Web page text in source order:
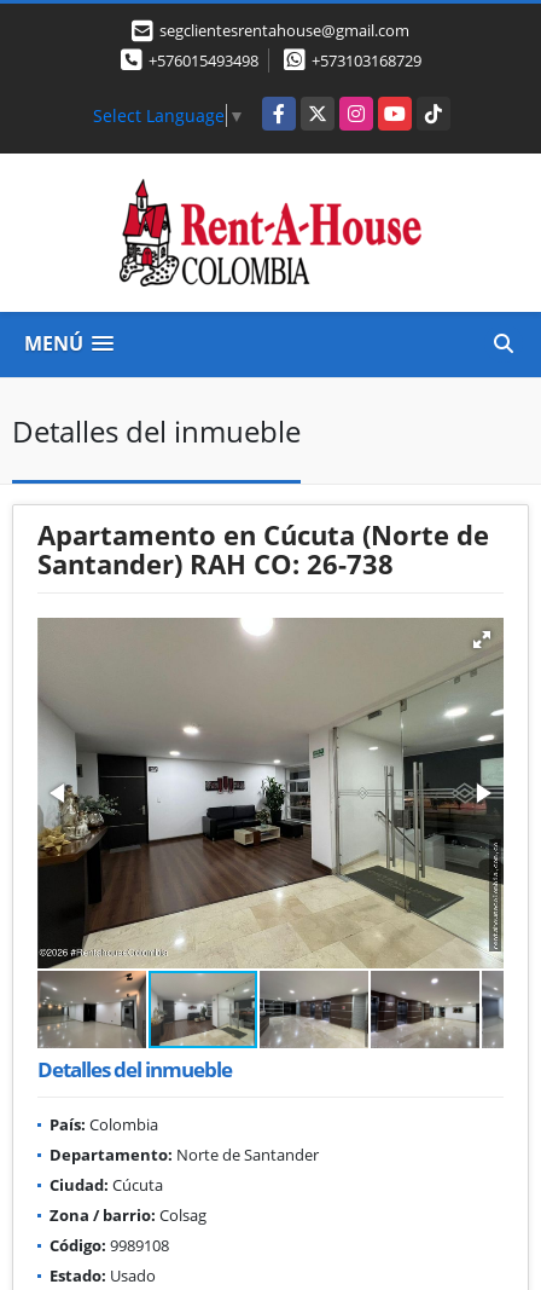
segclientesrentahouse@gmail.com
+576015493498
+573103168729
Select Language ▼ Facebook
X InstagramYouTubeTikTok
MENÚ
Detalles del inmueble
Apartamento en Cúcuta (Norte de
Santander) RAH CO: 26-738
Detalles del inmueble
País: Colombia
Departamento: Norte de Santander
Ciudad: Cúcuta
Zona / barrio: Colsag
Código: 9989108
Estado: Usado